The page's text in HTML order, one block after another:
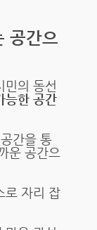
공간으
민의 동선
능한 공간
간을 통
운 공간으
로 자리 잡